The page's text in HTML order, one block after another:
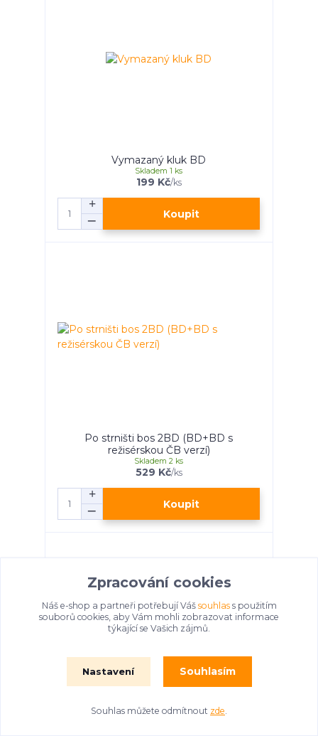
Vymazaný kluk BD
199 Kč/ks
Skladem 1 ks
Koupit
Po strništi bos 2BD (BD+BD s
režisérskou ČB verzí)
529 Kč/ks
Skladem 2 ks
Koupit
Zpracování cookies
Náš e-shop a partneři potřebují Váš souhlass použitím
souborů cookies, aby Vám mohli zobrazovat informace
týkající se Vašich zájmů.
Nastavení Souhlasím
Souhlas můžete odmítnout zde